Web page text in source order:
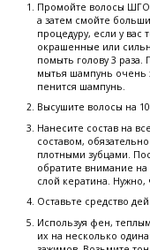
Промойте волосы ШГО
а затем смойте
процедуру, если у вас
окрашенные или
помыть голову 3 раза.
мытья шампунь очень
пенится шампунь.
Высушите волосы на
Нанесите состав на
составом,
плотными зубцами.
обратите внимание
слой кератина.
Оставьте средство
Используя фен,
их на несколько